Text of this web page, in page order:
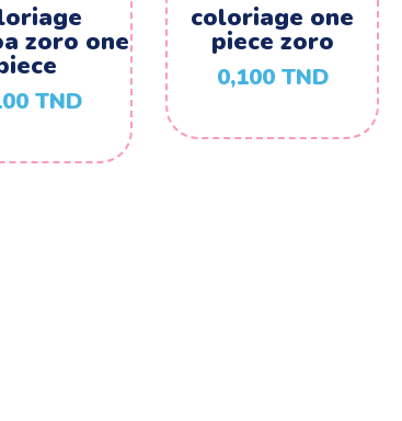
zoro one
TND
coloriage one
piece zoro
0,100 TND